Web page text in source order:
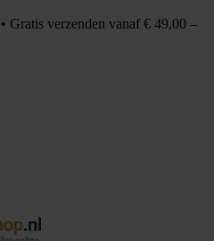
Gratis verzenden vanaf € 49,00 –